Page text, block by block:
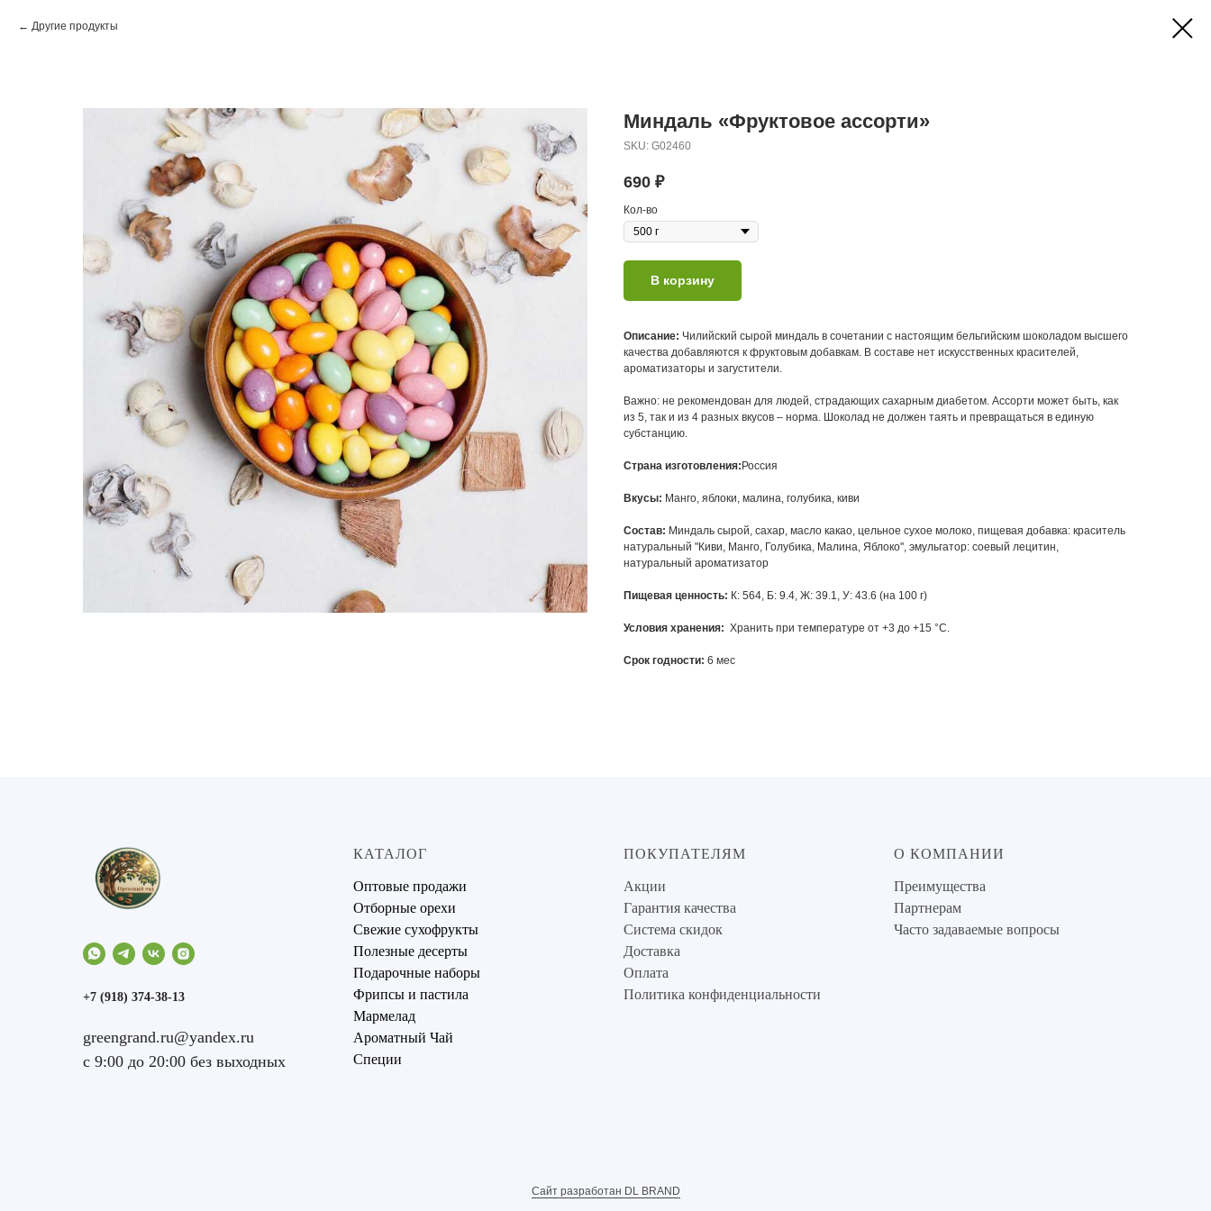
Другие продукты
Миндаль «Фруктовое ассорти»
SKU: G02460
690 ₽
Кол-во
В корзину
Описание: Чилийский сырой миндаль в сочетании с настоящим бельгийским шоколадом высшего
качества добавляются к фруктовым добавкам. В составе нет искусственных красителей,
ароматизаторы и загустители.
Важно: не рекомендован для людей, страдающих сахарным диабетом. Ассорти может быть, как
из 5, так и из 4 разных вкусов – норма. Шоколад не должен таять и превращаться в единую
субстанцию.
Страна изготовления: Россия
Вкусы: Манго, яблоки, малина, голубика, киви
Состав: Миндаль сырой, сахар, масло какао, цельное сухое молоко, пищевая добавка: краситель
натуральный "Киви, Манго, Голубика, Малина, Яблоко'', эмульгатор: соевый лецитин,
натуральный ароматизатор
Пищевая ценность: К: 564, Б: 9.4, Ж: 39.1, У: 43.6 (на 100 г)
Условия хранения: Хранить при температуре от +3 до +15 °С.
Срок годности: 6 мес
+7 (918) 374-38-13
greengrand.ru@yandex.ru
с 9:00 до 20:00 без выходных
КАТАЛОГ
Оптовые продажи
Отборные орехи
Свежие сухофрукты
Полезные десерты
Подарочные наборы
Фрипсы и пастила
Мармелад
Ароматный Чай
Специи
ПОКУПАТЕЛЯМ
Акции
Гарантия качества
Система скидок
Доставка
Оплата
Политика конфиденциальности
О КОМПАНИИ
Преимущества
Партнерам
Часто задаваемые вопросы
Сайт разработан DL BRAND